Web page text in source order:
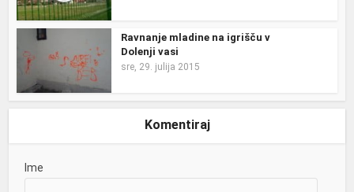
Ravnanje mladine na igrišču v
Dolenji vasi
sre, 29. julija 2015
Komentiraj
Ime